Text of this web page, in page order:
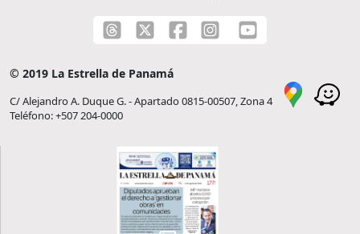
© 2019 La Estrella de Panamá
C/ Alejandro A. Duque G. - Apartado 0815-00507, Zona 4
Teléfono: +507 204-0000